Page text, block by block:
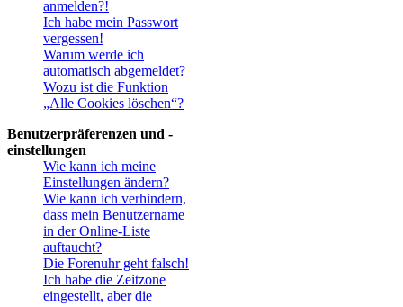
anmelden?!
Ich habe mein Passwort
vergessen!
Warum werde ich
automatisch abgemeldet?
Wozu ist die Funktion
„Alle Cookies löschen“?
Benutzerpräferenzen und -
einstellungen
Wie kann ich meine
Einstellungen ändern?
Wie kann ich verhindern,
dass mein Benutzername
in der Online-Liste
auftaucht?
Die Forenuhr geht falsch!
Ich habe die Zeitzone
eingestellt, aber die